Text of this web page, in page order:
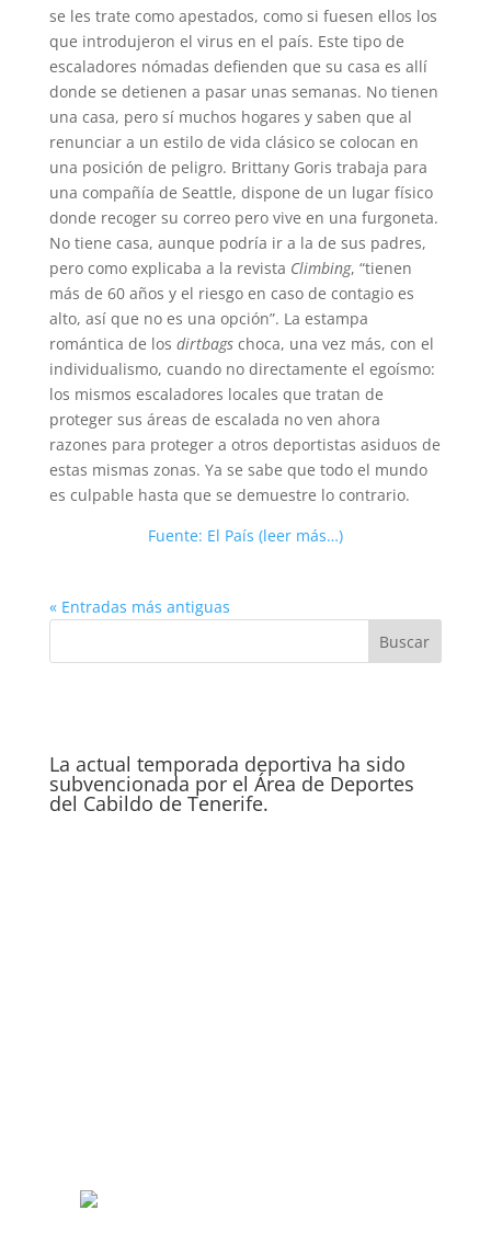
se les trate como apestados, como si fuesen ellos los
que introdujeron el virus en el país. Este tipo de
escaladores nómadas defienden que su casa es allí
donde se detienen a pasar unas semanas. No tienen
una casa, pero sí muchos hogares y saben que al
renunciar a un estilo de vida clásico se colocan en
una posición de peligro. Brittany Goris trabaja para
una compañía de Seattle, dispone de un lugar físico
donde recoger su correo pero vive en una furgoneta.
No tiene casa, aunque podría ir a la de sus padres,
pero como explicaba a la revista Climbing, “tienen
más de 60 años y el riesgo en caso de contagio es
alto, así que no es una opción”. La estampa
romántica de los dirtbags choca, una vez más, con el
individualismo, cuando no directamente el egoísmo:
los mismos escaladores locales que tratan de
proteger sus áreas de escalada no ven ahora
razones para proteger a otros deportistas asiduos de
estas mismas zonas. Ya se sabe que todo el mundo
es culpable hasta que se demuestre lo contrario.
Fuente: El País (leer más…)
« Entradas más antiguas
La actual temporada deportiva ha sido
subvencionada por el Área de Deportes
del Cabildo de Tenerife.